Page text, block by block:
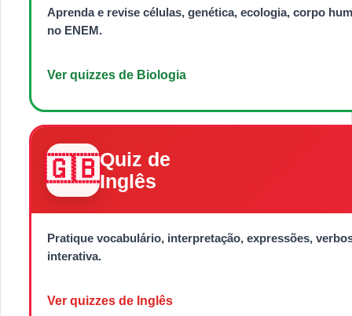
Aprenda e revise células, genética, ecologia, corpo
no ENEM.
Ver quizzes de Biologia
🇬🇧Quiz de
Inglês
Pratique vocabulário, interpretação, expressões,
interativa.
Ver quizzes de Inglês